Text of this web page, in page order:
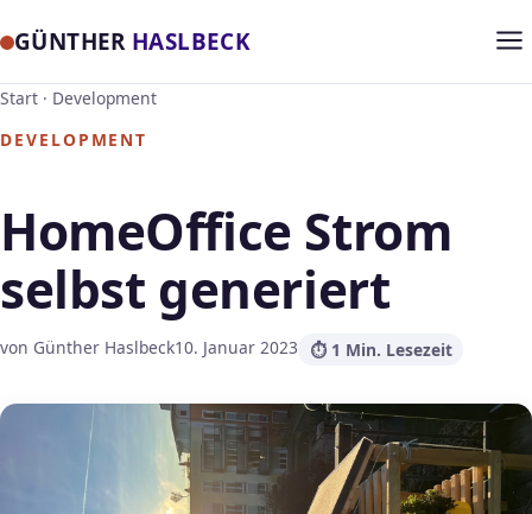
GÜNTHER HASLBECK
Start · Development
DEVELOPMENT
HomeOffice Strom
selbst generiert
von Günther Haslbeck10. Januar 2023 ⏱ 1 Min. Lesezeit